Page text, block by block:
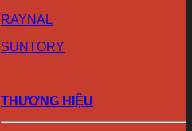
RAYNAL
SUNTORY
THƯƠNG HIỆU